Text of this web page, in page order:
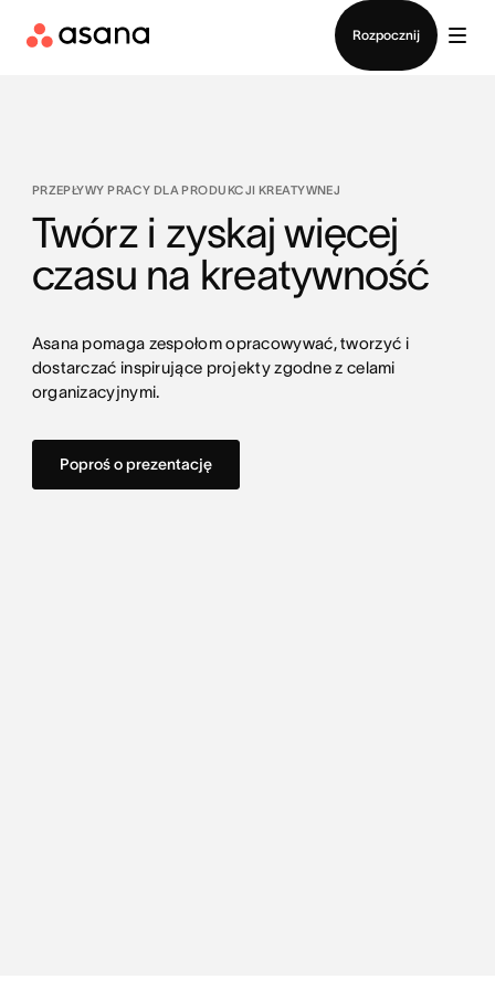
Rozpocznij
PRZEPŁYWY PRACY DLA PRODUKCJI KREATYWNEJ
Twórz i zyskaj więcej
czasu na kreatywność
Asana pomaga zespołom opracowywać, tworzyć i
dostarczać inspirujące projekty zgodne z celami
organizacyjnymi.
Poproś o prezentację